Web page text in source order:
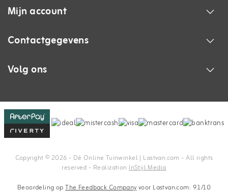
Mijn account
Contactgegevens
Volg ons
Copyright © 2026 - Dé Online Tuinwinkel | Lastvan.com‎ - All rights
reserved - RealizationInStijl Media
Beoordeling opThe Feedback Companyvoor Lastvan.com: 9.1/10